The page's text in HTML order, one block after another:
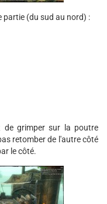
partie (du sud au nord) :
grimper sur la poutre
retomber de l'autre côté
le côté.